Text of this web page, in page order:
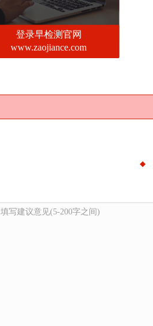
登录早检测官网
www.zaojiance.com